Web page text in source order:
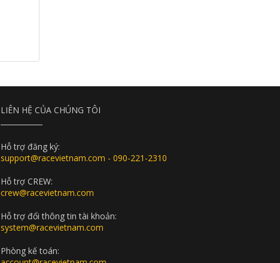
LIÊN HỆ CỦA CHÚNG TÔI
Hỗ trợ đăng ký:
support@racevietnam.com - 090-221-2310
Hỗ trợ CREW:
crew@racevietnam.com
Hỗ trợ đổi thông tin tài khoản:
system@racevietnam.com
Phòng kế toán: